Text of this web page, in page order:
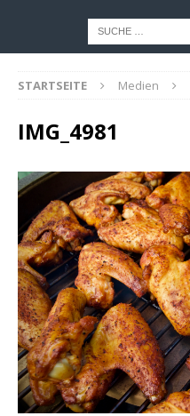
STARTSEITE Medien
IMG_4981